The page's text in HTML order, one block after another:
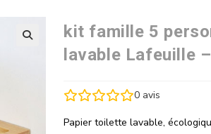
kit famille 5
lavable Lafeuille
0avis
Papier toilette lavable,